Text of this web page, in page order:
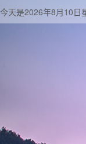
今天是2026年8月10日